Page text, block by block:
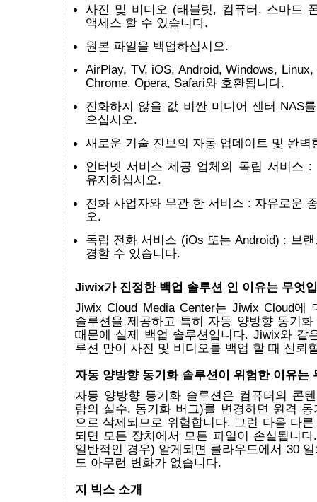
사진 및 비디오 (태블릿, 컴퓨터, 스마트
액세스 할 수 있습니다.
원본 파일을 백업하십시오.
AirPlay, TV, iOS, Android, Windows,
Chrome, Opera, Safari와 호환됩니다.
진화하지 않을 값 비싼 미디어 센터 NAS
으십시오.
새로운 기술 진보의 자동 업데이트 및 완벽
인터넷 서비스 제공 업체의 독립 서비스 :
유지하십시오.
전화 사업자와 무관 한 서비스 : 자유로운
오.
독립 전화 서비스 (iOs 또는 Android) : 브
경할 수 있습니다.
Jiwix가 진정한 백업 솔루션 인 이유는 무엇
Jiwix Cloud Media Center는 Jiwix Cloud에
솔루션을 제공하고 특히 자동 양방향 동기
때문에 실제 백업 솔루션입니다. Jiwix와 같
루션 만이 사진 및 비디오를 백업 할 때 신뢰
자동 양방향 동기화 솔루션이 위험한 이유는
자동 양방향 동기화 솔루션은 컴퓨터의 콘
람의 실수, 동기화 버그)를 변경하면 원격
으로 삭제되므로 위험합니다. 그런 다음 다
되면 모든 장치에서 모든 파일이 손실됩니
일반적인 경우) 알게되면 클라우드에서 30
도 아무런 변화가 없습니다.
지 빅스 소개